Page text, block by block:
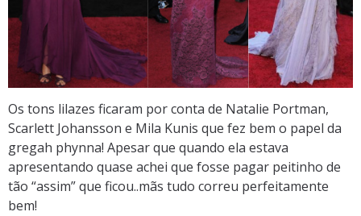
Os tons lilazes ficaram por conta de Natalie Portman,
Scarlett Johansson e Mila Kunis que fez bem o papel da
gregah phynna! Apesar que quando ela estava
apresentando quase achei que fosse pagar peitinho de
tão “assim” que ficou..mãs tudo correu perfeitamente
bem!